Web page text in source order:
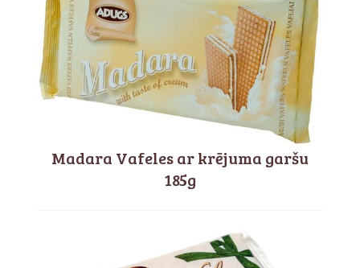
Madara Vafeles ar krējuma garšu
185g